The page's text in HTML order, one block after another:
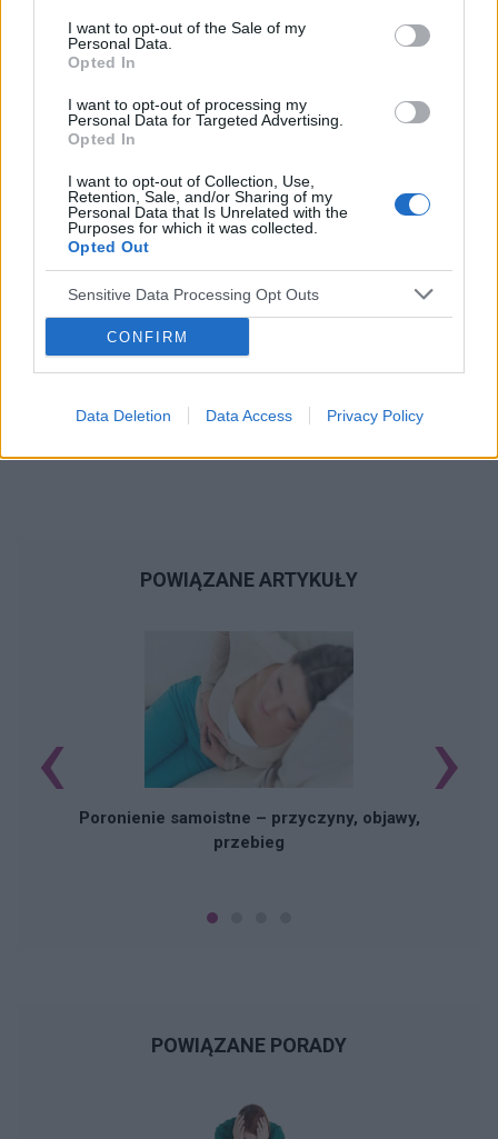
I want to opt-out of the Sale of my
Personal Data.
Opted In
I want to opt-out of processing my
Personal Data for Targeted Advertising.
Opted In
I want to opt-out of Collection, Use,
Retention, Sale, and/or Sharing of my
Personal Data that Is Unrelated with the
Purposes for which it was collected.
Opted Out
Sensitive Data Processing Opt Outs
CONFIRM
Data Deletion Data Access Privacy Policy
embolizacja mięśniaków macicy
Reklama:
POWIĄZANE ARTYKUŁY
Poronienie samoistne – przyczyny, objawy,
przebieg
‹ ›
POWIĄZANE PORADY